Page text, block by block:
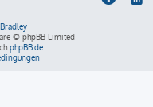
© phpBB Limited
phpBB.de